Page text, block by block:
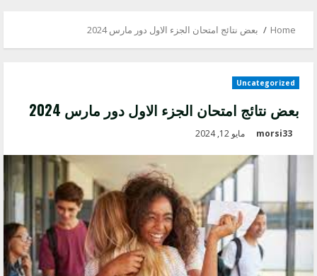
Home بعض نتائج امتحان الجزء الاول دور مارس 2024
Uncategorized
بعض نتائج امتحان الجزء الاول دور مارس 2024
morsi33 مايو 12, 2024